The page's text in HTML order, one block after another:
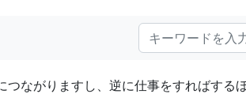
ながりますし、逆に仕事をすればする